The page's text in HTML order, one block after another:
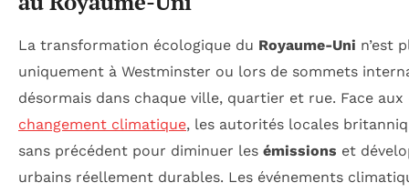
La transformation écologique du Royaume-Uni n’est
uniquement à Westminster ou lors de sommets
désormais dans chaque ville, quartier et rue. Face
changement climatique, les autorités locales
sans précédent pour diminuer les émissions et
urbains réellement durables. Les événements